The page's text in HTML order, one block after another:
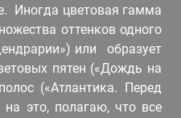
Иногда цветовая гамма
оттенков одного
или образует
пятен («Дождь на
(«Атлантика. Перед
это, полагаю, что все